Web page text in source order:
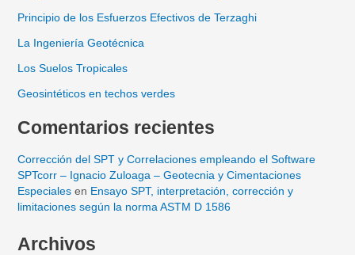
Principio de los Esfuerzos Efectivos de Terzaghi
La Ingeniería Geotécnica
Los Suelos Tropicales
Geosintéticos en techos verdes
Comentarios recientes
Corrección del SPT y Correlaciones empleando el Software
SPTcorr – Ignacio Zuloaga – Geotecnia y Cimentaciones
Especialesen Ensayo SPT, interpretación, corrección y
limitaciones según la norma ASTM D 1586
Archivos